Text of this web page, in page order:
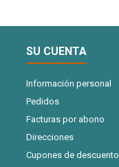
SU CUENTA
Información personal
Pedidos
Facturas por abono
Direcciones
Cupones de descuento